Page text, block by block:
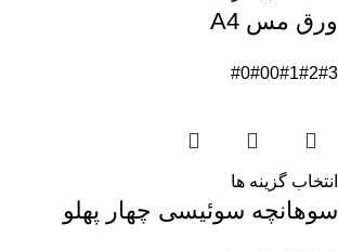
ورق مس A4
#0#00#1#2#3
انتخاب گزینه ها
سوهانچه سوئیسی چهار پهلو